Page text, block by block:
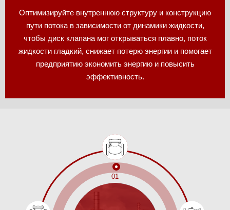
Оптимизируйте внутреннюю структуру и конструкцию
пути потока в зависимости от динамики жидкости,
чтобы диск клапана мог открываться плавно, поток
жидкости гладкий, снижает потерю энергии и помогает
предприятию экономить энергию и повысить
эффективность.
01